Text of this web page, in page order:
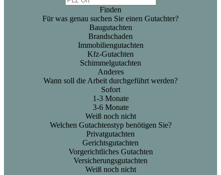
Finden
Für was genau suchen Sie einen Gutachter?
Baugutachten
Brandschaden
Immobiliengutachten
Kfz-Gutachten
Schimmelgutachten
Anderes
Wann soll die Arbeit durchgeführt werden?
Sofort
1-3 Monate
3-6 Monate
Weiß noch nicht
Welchen Gutachtenstyp benötigen Sie?
Privatgutachten
Gerichtsgutachten
Vorgerichtliches Gutachten
Versicherungsgutachten
Weiß noch nicht